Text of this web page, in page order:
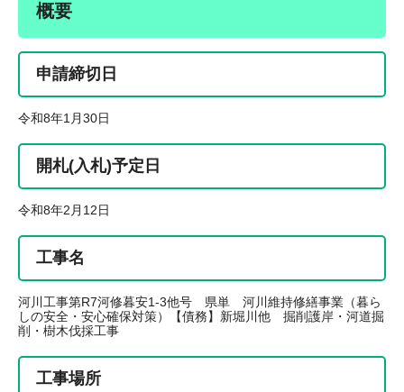
概要
申請締切日
令和8年1月30日
開札(入札)予定日
令和8年2月12日
工事名
河川工事第R7河修暮安1-3他号 県単 河川維持修繕事業（暮ら
しの安全・安心確保対策）【債務】新堀川他 掘削護岸・河道掘
削・樹木伐採工事
工事場所